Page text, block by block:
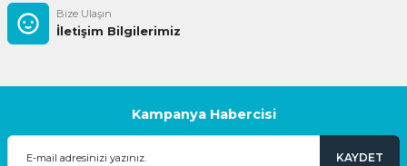
Bize Ulaşın
İletişim Bilgilerimiz
Kampanya Habercisi
KAYDET